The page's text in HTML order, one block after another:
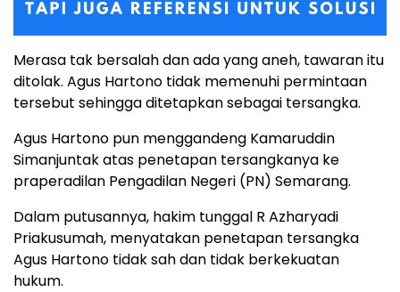
Merasa tak bersalah dan ada yang aneh, tawaran itu
ditolak. Agus Hartono tidak memenuhi permintaan
tersebut sehingga ditetapkan sebagai tersangka.
Agus Hartono pun menggandeng Kamaruddin
Simanjuntak atas penetapan tersangkanya ke
praperadilan Pengadilan Negeri (PN) Semarang.
Dalam putusannya, hakim tunggal R Azharyadi
Priakusumah, menyatakan penetapan tersangka
Agus Hartono tidak sah dan tidak berkekuatan
hukum.